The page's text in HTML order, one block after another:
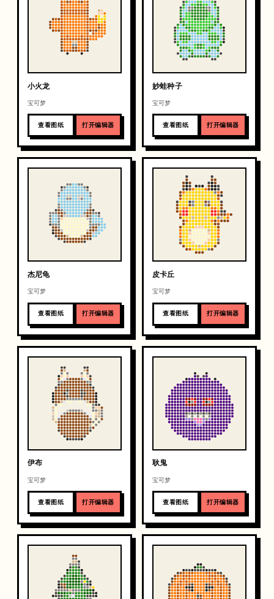
小火龙
宝可梦
查看图纸 打开编辑器
妙蛙种子
宝可梦
查看图纸 打开编辑器
杰尼龟
宝可梦
查看图纸 打开编辑器
皮卡丘
宝可梦
查看图纸 打开编辑器
伊布
宝可梦
查看图纸 打开编辑器
耿鬼
宝可梦
查看图纸 打开编辑器